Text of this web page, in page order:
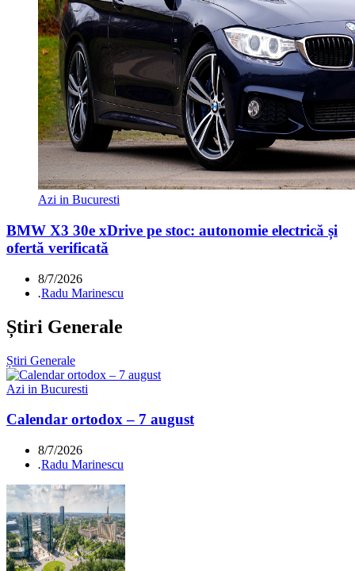
Azi in Bucuresti
BMW X3 30e xDrive pe stoc: autonomie electrică și
ofertă verificată
8/7/2026
.Radu Marinescu
Știri Generale
Știri Generale
Azi in Bucuresti
Calendar ortodox – 7 august
8/7/2026
.Radu Marinescu